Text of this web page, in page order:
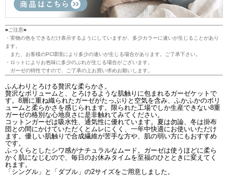
■ご注意■
・実物の色をできるだけ表示するようにしていますが、多少カラーに違いが生じることがあり
ます。
また、お客様のPC環境により多少の違いが生じる場合があります。ご了承下さい。
・ロットによりお色味に多少のぶれが生じる場合がございます。
ガーゼの特性ですので、ご了承の上お買い求めお願いします。
ふんわりとろける贅沢な柔らかさ。
贅沢なボリュームと、とろけるような肌触りに包まれるガーゼケットで
す。8層に重ね織られたガーゼがたっぷりと空気を含み、ふかふかのボリ
ュームと柔らかさを感じられます。限られた工場でしか生産できない8重
ガーゼの格別な心地良さに是非触れてみてください。
コットンガーゼは吸水性、通気性に優れています。夏は勿論、冬は掛布
団との間にかけていただくとムレにくく、一年中快適にお使いいただけ
ます。優しい肌触りで合成繊維が苦手な方や、肌の弱い方にもおすすめ
です。
ふっくらとしたシワ感がナチュラルなムード。ガーゼは使うほどに柔ら
かく肌になじむので、毎日のお休みタイムを至福のひとときに変えてく
れます。
「シングル」と「ダブル」の2サイズをご用意しました。